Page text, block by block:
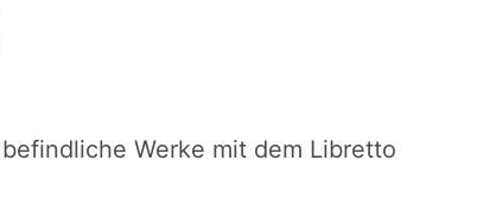
Werke mit dem Libretto